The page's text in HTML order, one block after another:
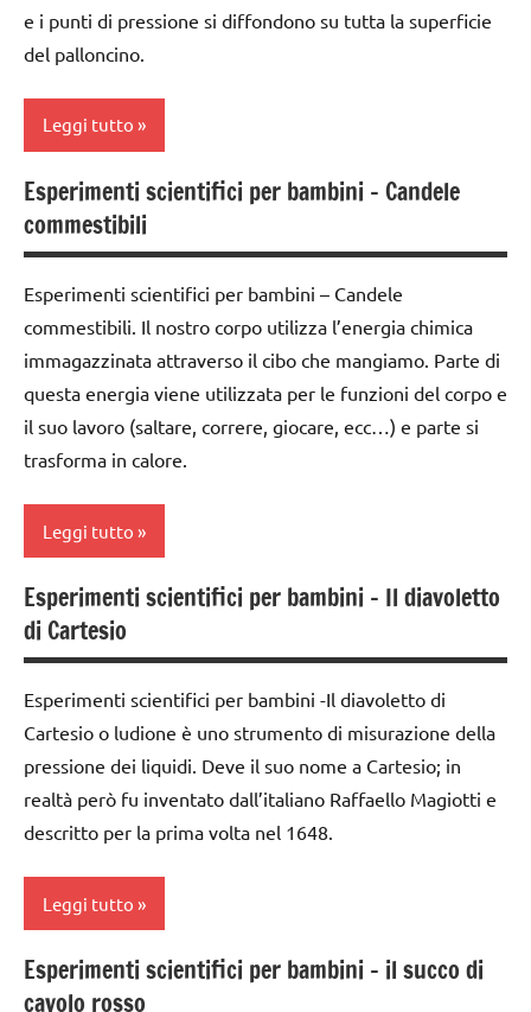
TUTORIAL
TUTTI GLI
ARGOMENTI
PER ETA'
ARTICOLI
e i punti di pressione si diffondono su tutta la superficie
del palloncino.
Leggi tutto
classi
1a-5a
3 ai
6
anni
ESPERIMENTI
SCIENTIFICI
SCIENZE
ARGOMENTI
TUTTI GLI
Esperimenti scientifici per bambini – Candele
commestibili
Esperimenti scientifici per bambini – Candele
commestibili. Il nostro corpo utilizza l’energia chimica
immagazzinata attraverso il cibo che mangiamo. Parte di
questa energia viene utilizzata per le funzioni del corpo e
il suo lavoro (saltare, correre, giocare, ecc…) e parte si
trasforma in calore.
Leggi tutto
2a
settimana
di
avvento
da 0
a 3
anni
dai
anni
ESPERIMENTI
SCIENTIFICI
Esperimenti scientifici per bambini – Il diavoletto
di Cartesio
Esperimenti scientifici per bambini -Il diavoletto di
Cartesio o ludione è uno strumento di misurazione della
pressione dei liquidi. Deve il suo nome a Cartesio; in
realtà però fu inventato dall’italiano Raffaello Magiotti e
descritto per la prima volta nel 1648.
Leggi tutto
classi
1a-5a
Esperimenti scientifici per bambini – il succo di
cavolo rosso